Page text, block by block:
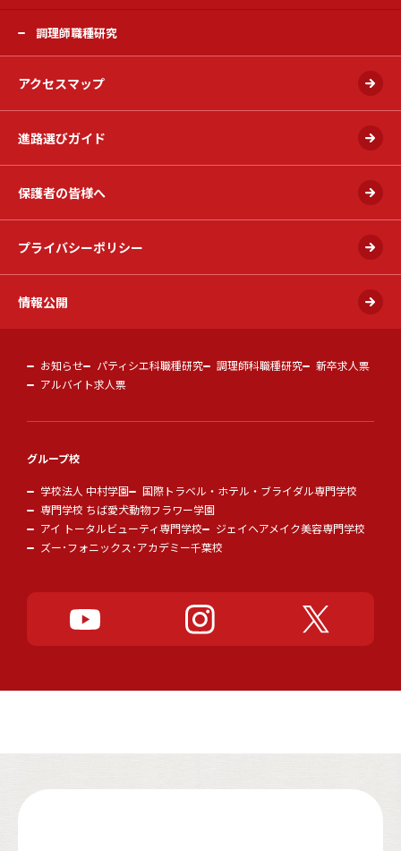
調理師職種研究
アクセスマップ
進路選びガイド
保護者の皆様へ
プライバシーポリシー
情報公開
お知らせ パティシエ科職種研究 調理師科職種研究
新卒求人票
アルバイト求人票
グループ校
学校法人 中村学園
国際トラベル・ホテル・ブライダル専門学校
専門学校 ちば愛犬動物フラワー学園
アイ トータルビューティ専門学校
ジェイヘアメイク美容専門学校
ズー･フォニックス･アカデミー千葉校